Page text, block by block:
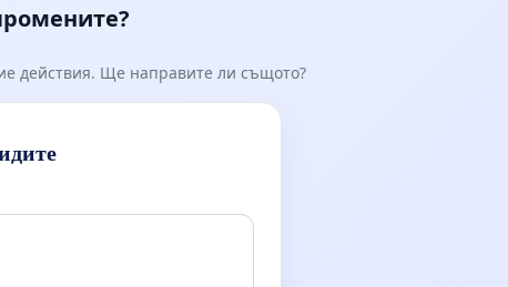
действия. Ще направите ли същото?